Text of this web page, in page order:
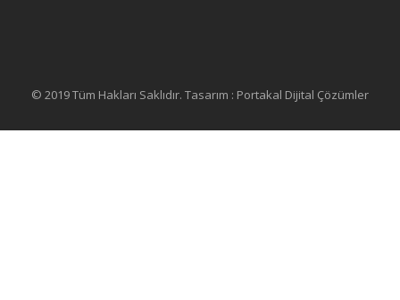
© 2019 Tüm Hakları Saklıdır. Tasarım : Portakal Dijital Çözümler